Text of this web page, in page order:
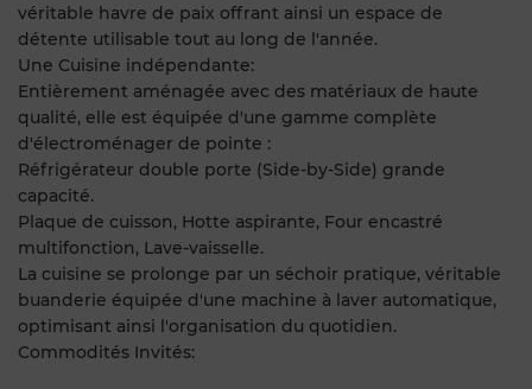
véritable havre de paix offrant ainsi un espace de
détente utilisable tout au long de l'année.
Une Cuisine indépendante:
Entièrement aménagée avec des matériaux de haute
qualité, elle est équipée d'une gamme complète
d'électroménager de pointe :
Réfrigérateur double porte (Side-by-Side) grande
capacité.
Plaque de cuisson, Hotte aspirante, Four encastré
multifonction, Lave-vaisselle.
La cuisine se prolonge par un séchoir pratique, véritable
buanderie équipée d'une machine à laver automatique,
optimisant ainsi l'organisation du quotidien.
Commodités Invités: